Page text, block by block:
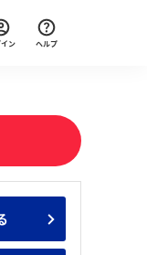
ターン人気企業ランキ
一覧
ン ヘルプ